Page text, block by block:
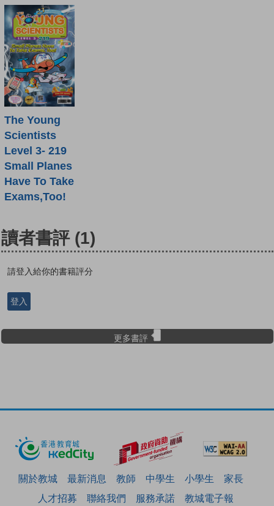
The Young
Scientists
Level 3- 219
Small Planes
Have To Take
Exams,Too!
讀者書評 (1)
請登入給你的書籍評分
登入
更多書評
關於教城 最新消息 教師 中學生 小學生
家長
人才招募
聯絡我們 服務承諾 教城電子報